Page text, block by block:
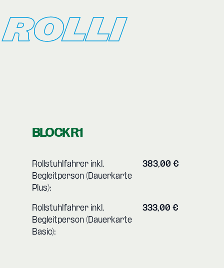
ROLLI
BLOCK R1
Rollstuhlfahrer inkl.
Begleitperson (Dauerkarte
Plus):
383,00 €
Rollstuhlfahrer inkl.
Begleitperson (Dauerkarte
Basic):
333,00 €